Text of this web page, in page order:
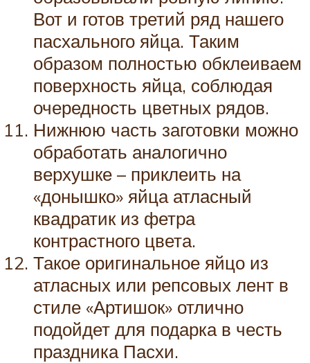
Вот и готов третий ряд нашего
пасхального яйца. Таким
образом полностью обклеиваем
поверхность яйца, соблюдая
очередность цветных рядов.
Нижнюю часть заготовки можно
обработать аналогично
верхушке – приклеить на
«донышко» яйца атласный
квадратик из фетра
контрастного цвета.
Такое оригинальное яйцо из
атласных или репсовых лент в
стиле «Артишок» отлично
подойдет для подарка в честь
праздника Пасхи.